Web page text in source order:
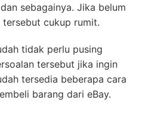
sebagainya. Jika belum
tersebut cukup rumit.
tidak perlu pusing
tersebut jika ingin
tersedia beberapa cara
barang dari eBay.